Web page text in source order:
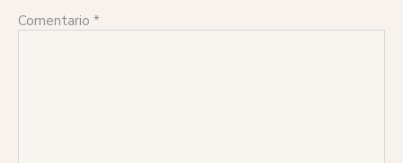
Comentario *